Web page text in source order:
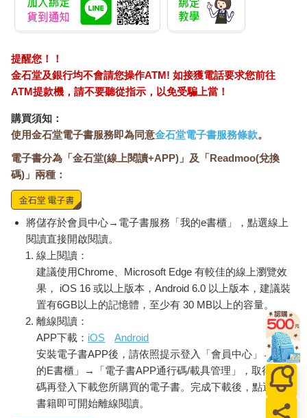
提醒您！！
金石堂及銀行均不會請您操作ATM! 如接獲電話要求您前往
ATM提款機，請不要聽從指示，以免受騙上當！
購買須知：
使用金石堂電子書服務即為同意金石堂電子書服務條款。
電子書分為「金石堂(線上閱讀+APP)」及「Readmoo(兌換
碼)」兩種：
將儲存於會員中心→電子書服務「我的e書櫃」，點選線上
閱讀直接開啟閱讀。
線上閱讀：
建議使用Chrome、Microsoft Edge 有較佳的線上瀏覽效
果， iOS 16 或以上版本，Android 6.0 以上版本，建議裝
置有6GB以上的記憶體，至少有 30 MB以上的容量。
離線閱讀：
APP下載： iOS
Android
安裝電子書APP後，請依照提示登入「會員中心」→「我
的E書櫃」→「電子書APP通行碼/載具管理」，取得通行
碼再登入下載您所購買的電子書。完成下載後，點選任一
書籍即可開始離線閱讀。